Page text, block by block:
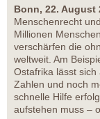
Bonn, 22. August
Menschenrecht
Millionen
verschärfen die
weltweit. Am
Ostafrika lässt
Zahlen und noch
schnelle Hilfe
aufstehen muss –